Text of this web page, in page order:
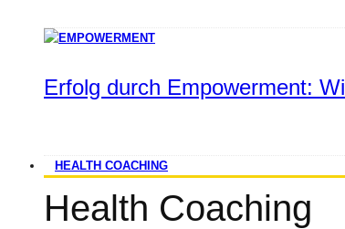
Erfolg durch Empowerment:
HEALTH COACHING
Health Coaching